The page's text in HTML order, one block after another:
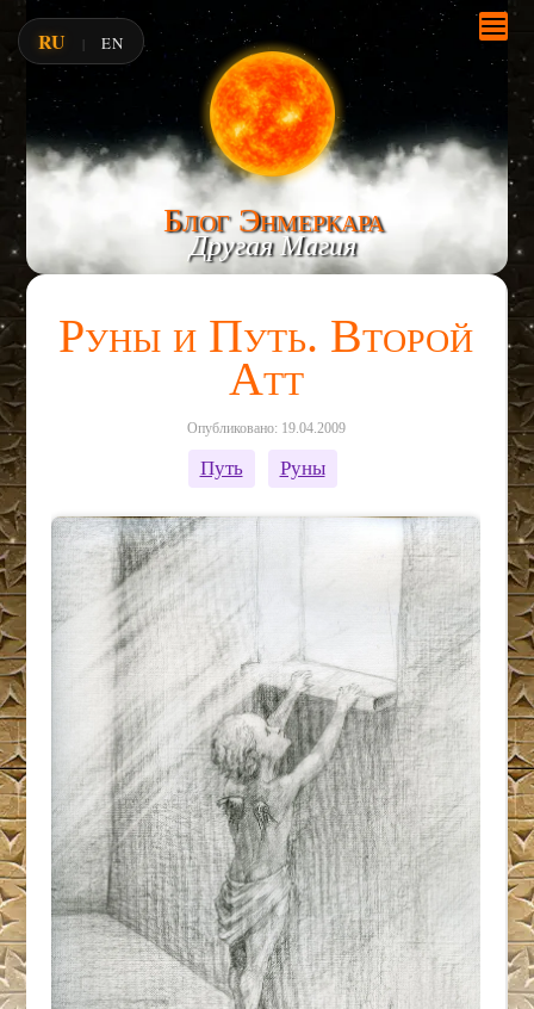
Блог Энмеркара
Другая Магия
Руны и Путь. Второй
Атт
Опубликовано: 19.04.2009
Путь Руны
RU | EN